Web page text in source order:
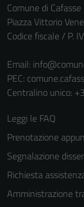
Comune di Cafasse
Piazza Vittorio
Codice fiscale / P.
Email:
PEC:
Centralino unico:
Leggi le FAQ
Prenotazione
Segnalazione
Richiesta
Amministrazione